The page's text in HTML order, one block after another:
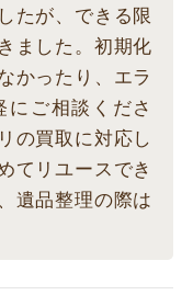
たが、できる限
ました。初期化
かったり、エラ
にご相談くださ
の買取に対応し
てリユースでき
遺品整理の際は